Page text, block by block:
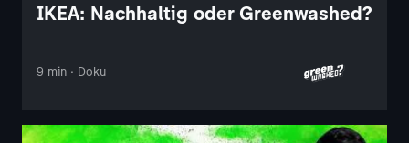
IKEA: Nachhaltig oder Greenwashed?
9 min · Doku